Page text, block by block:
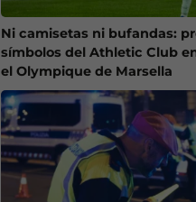
Ni camisetas ni bufandas:
símbolos del Athletic Club
el Olympique de Marsella